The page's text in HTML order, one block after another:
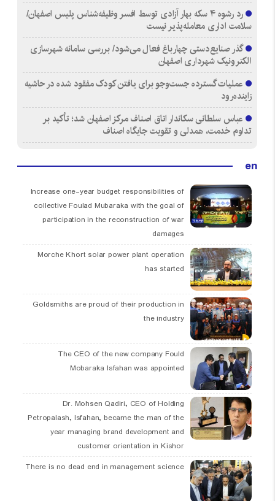
رد رشوه ۴ سکه بهار آزادی توسط افسر وظیفه‌شناس پلیس اصفهان/
سلامت اداری معامله‌پذیر نیست
گذر صنایع‌دستی چهارباغ فعال می‌شود/ بررسی سامانه شهرسازی
الکترونیک شهرداری اصفهان
عملیات گسترده جست‌وجو برای یافتن کودک مفقود شده در حاشیه
زاینده‌رود
عباس سلطانی سکاندار اتاق اصناف مرکز اصفهان شد؛ تأکید بر
تداوم خدمت، همدلی و تقویت جایگاه اصناف
en
Increase one-year budget responsibilities of
collective Foulad Mubaraka with the goal of
participation in the reconstruction of war
damages
Morche Khort solar power plant operation
has started
Goldsmiths are proud of their production in
the industry
The CEO of the new company Fould
Mobaraka Isfahan was appointed
Dr. Mohsen Qadiri, CEO of Holding
Petropalash, Isfahan, became the man of the
year managing brand development and
customer orientation in Kishor
There is no dead end in management science